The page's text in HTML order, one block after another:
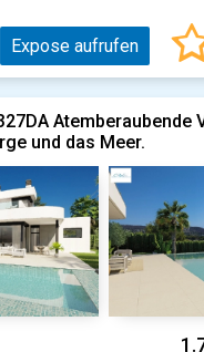
Expose aufrufen
Atemberaubende
und das Meer.